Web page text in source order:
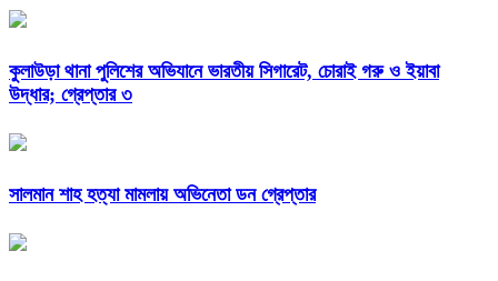
কুলাউড়া থানা পুলিশের অভিযানে ভারতীয় সিগারেট, চোরাই গরু ও ইয়াবা
উদ্ধার; গ্রেপ্তার ৩
সালমান শাহ হত্যা মামলায় অভিনেতা ডন গ্রেপ্তার